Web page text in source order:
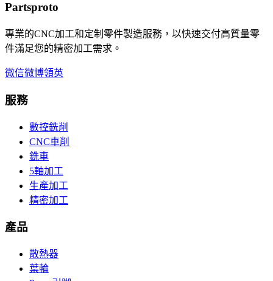
Partsproto
專業的CNC加工和定制零件製造服務，以快速交付高質量零
件滿足您的精密加工需求。
微信微博領英
服務
數控銑削
CNC車削
銑車
5軸加工
生產加工
精密加工
產品
散熱器
葉輪